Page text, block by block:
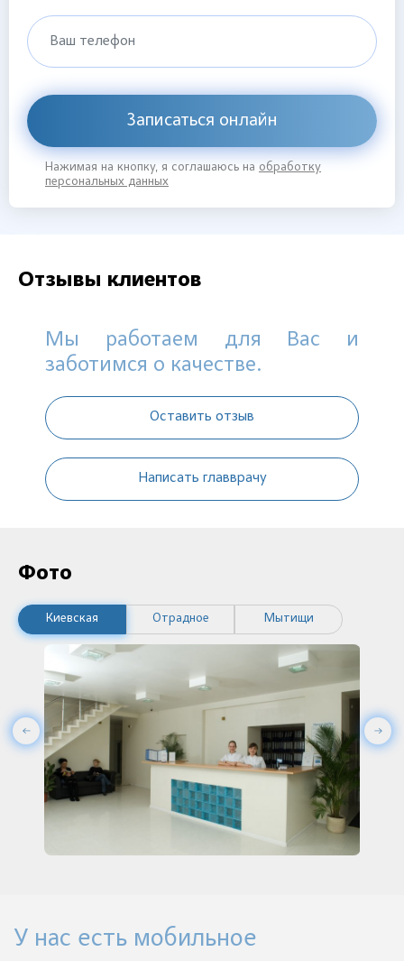
Ваш телефон
Записаться онлайн
Нажимая на кнопку, я соглашаюсь на обработку
персональных данных
Отзывы клиентов
Мы работаем для Вас и
заботимся о качестве.
Оставить отзыв
Написать главврачу
Фото
Киевская Отрадное Мытищи
У нас есть мобильное